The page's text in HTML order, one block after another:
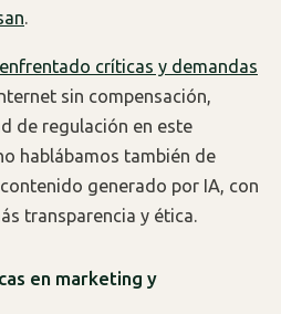
críticas y demandas
sin compensación,
de regulación en este
hablábamos también de
generado por IA, con
transparencia y ética.
en marketing y